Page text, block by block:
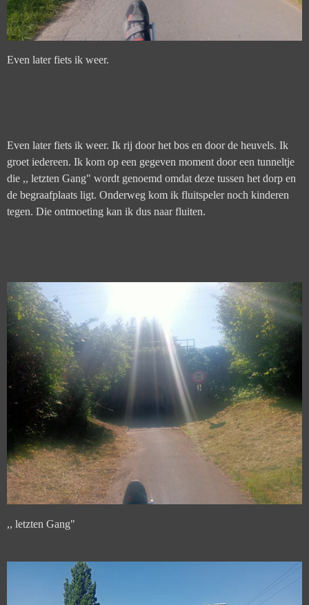
Even later fiets ik weer.
Even later fiets ik weer. Ik rij door het bos en door de heuvels. Ik
groet iedereen. Ik kom op een gegeven moment door een tunneltje
die ,, letzten Gang" wordt genoemd omdat deze tussen het dorp en
de begraafplaats ligt. Onderweg kom ik fluitspeler noch kinderen
tegen. Die ontmoeting kan ik dus naar fluiten.
,, letzten Gang"